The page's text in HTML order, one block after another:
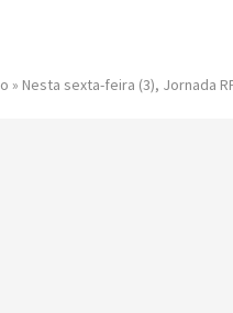
» Nesta sexta-feira (3), Jornada